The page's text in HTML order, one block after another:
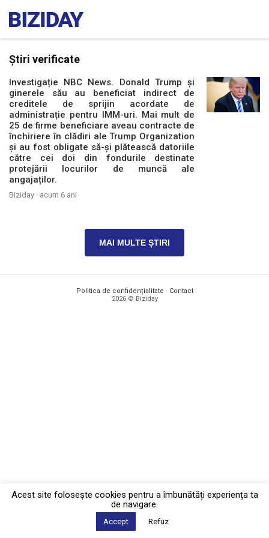
Știri verificate
Investigație NBC News. Donald Trump și
ginerele său au beneficiat indirect de
creditele de sprijin acordate de
administrație pentru IMM-uri. Mai mult de
25 de firme beneficiare aveau contracte de
închiriere în clădiri ale Trump Organization
și au fost obligate să-și plătească datoriile
către cei doi din fondurile destinate
protejării locurilor de muncă ale
angajaților.
Biziday · acum 6 ani
MAI MULTE ȘTIRI
Politica de confidențialitate · Contact
2026 © Biziday
Acest site foloseşte cookies pentru a îmbunătăți experiența ta
de navigare.
Accept Refuz